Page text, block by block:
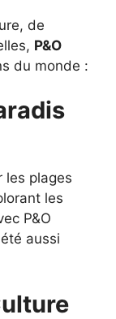
de
P&O
du monde :
les plages
les
P&O
aussi